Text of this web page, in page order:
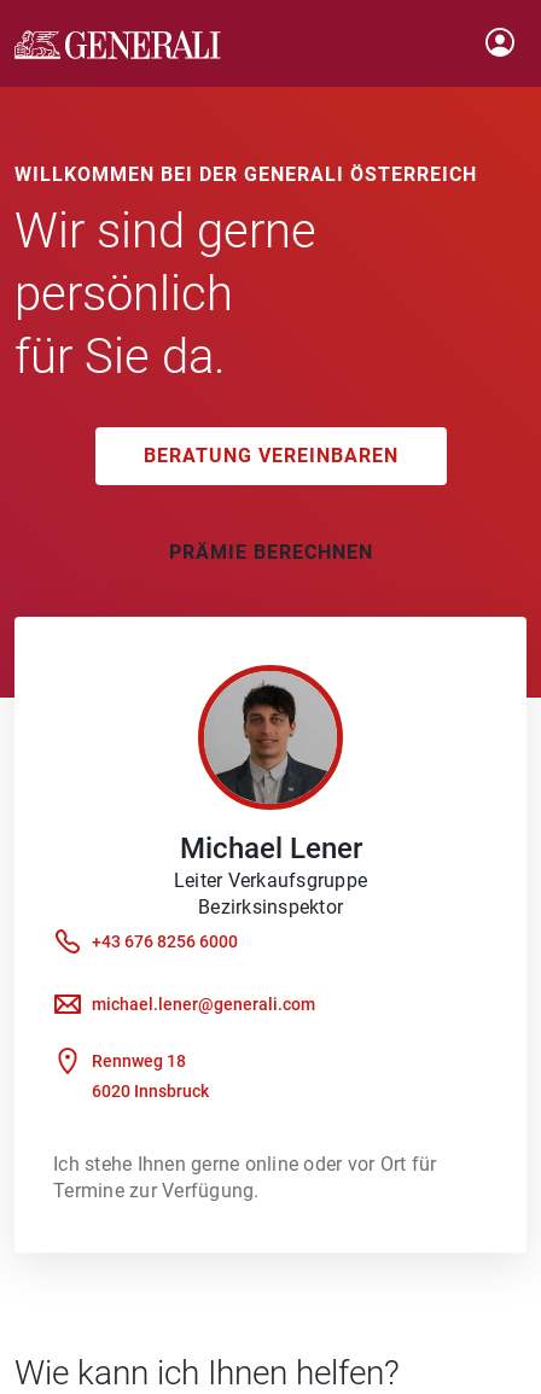
WILLKOMMEN BEI DER GENERALI ÖSTERREICH
Wir sind gerne
persönlich
für Sie da.
BERATUNG VEREINBAREN
PRÄMIE BERECHNEN
Michael Lener
Leiter Verkaufsgruppe
Bezirksinspektor
+43 676 8256 6000
michael.lener@generali.com
Rennweg 18
6020 Innsbruck
Ich stehe Ihnen gerne online oder vor Ort für
Termine zur Verfügung.
Wie kann ich Ihnen helfen?